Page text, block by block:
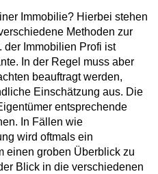
Immobilie? Hierbei stehen
Methoden zur
der Immobilien Profi ist
In der Regel muss aber
beauftragt werden,
Einschätzung aus. Die
entsprechende
In Fällen wie
wird oftmals ein
einen groben Überblick zu
Blick in die verschiedenen